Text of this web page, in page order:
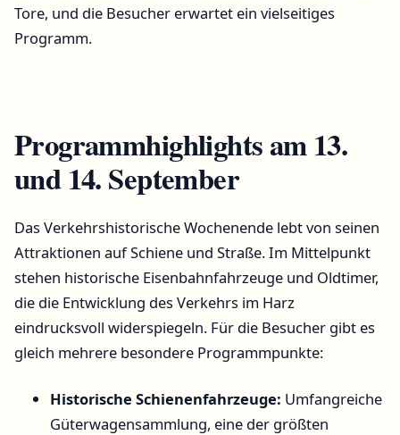
Tore, und die Besucher erwartet ein vielseitiges
Programm.
Programmhighlights am 13.
und 14. September
Das Verkehrshistorische Wochenende lebt von seinen
Attraktionen auf Schiene und Straße. Im Mittelpunkt
stehen historische Eisenbahnfahrzeuge und Oldtimer,
die die Entwicklung des Verkehrs im Harz
eindrucksvoll widerspiegeln. Für die Besucher gibt es
gleich mehrere besondere Programmpunkte:
Historische Schienenfahrzeuge: Umfangreiche
Güterwagensammlung, eine der größten